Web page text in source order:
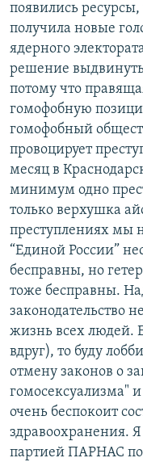
появились
получила новые
ядерного
решение
потому что
гомофобную
гомофобный
провоцирует
месяц в
минимум одно
только верхушка
преступлениях мы
“Единой России”
бесправны, но
тоже бесправны.
законодательство
жизнь всех людей.
вдруг), то буду
отмену законов о
гомосексуализма"
очень беспокоит
здравоохранения.
партией ПАРНАС по